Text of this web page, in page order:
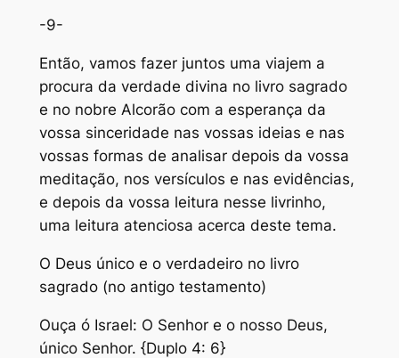
-9-
Então, vamos fazer juntos uma viajem a
procura da verdade divina no livro sagrado
e no nobre Alcorão com a esperança da
vossa sinceridade nas vossas ideias e nas
vossas formas de analisar depois da vossa
meditação, nos versículos e nas evidências,
e depois da vossa leitura nesse livrinho,
uma leitura atenciosa acerca deste tema.
O Deus único e o verdadeiro no livro
sagrado (no antigo testamento)
Ouça ó Israel: O Senhor e o nosso Deus,
único Senhor. {Duplo 4: 6}